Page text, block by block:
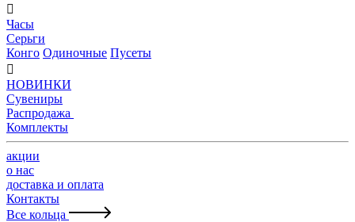

Часы
Серьги
Конго Одиночные Пусеты

НОВИНКИ
Сувениры
Распродажа
Комплекты
акции
о нас
доставка и оплата
Контакты
Все кольца